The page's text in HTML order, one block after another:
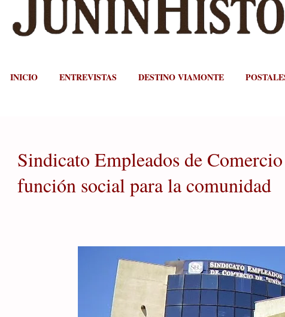
INICIO ENTREVISTAS DESTINO VIAMONTE
Sindicato Empleados de
función social para la comunidad